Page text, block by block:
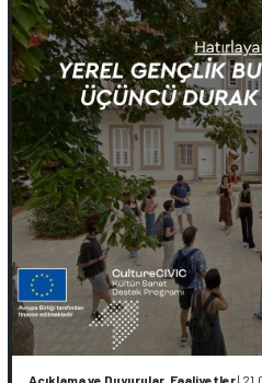
Açıklama ve Duyurular, Faaliyetler|